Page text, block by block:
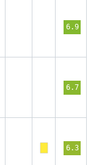
6.9
6.7
6.3